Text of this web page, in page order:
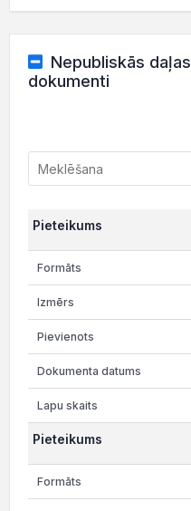
Nepubliskās daļas
dokumenti
Pieteikums
Pieteikums